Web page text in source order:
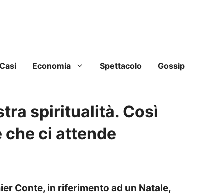
Casi Economia Spettacolo Gossip
spiritualità. Così
che ci attende
Conte, in riferimento ad un Natale,